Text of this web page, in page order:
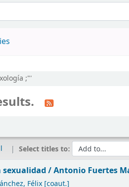
;"'
Select titles to:
sexualidad /Antonio Fuertes
Félix [coaut.]